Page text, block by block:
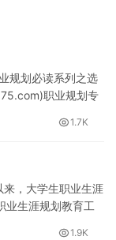
规划必读系列之选
职业规划专
1.7K
，大学生职业生涯
业生涯规划教育工
1.9K